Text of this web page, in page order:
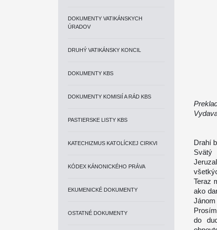
DOKUMENTY VATIKÁNSKYCH
ÚRADOV
DRUHÝ VATIKÁNSKY KONCIL
DOKUMENTY KBS
DOKUMENTY KOMISIÍ A RÁD KBS
PASTIERSKE LISTY KBS
KATECHIZMUS KATOLÍCKEJ CIRKVI
KÓDEX KÁNONICKÉHO PRÁVA
EKUMENICKÉ DOKUMENTY
OSTATNÉ DOKUMENTY
Drahí
Svätý
Teraz
ako
do